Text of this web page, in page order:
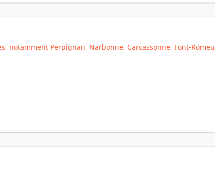
notamment Perpignan, Narbonne, Carcassonne, Font-Romeu